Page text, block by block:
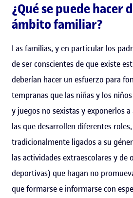
¿Qué se puede hacer
ámbito familiar?
Las familias, y en particular los
de ser conscientes de que existe
deberían hacer un esfuerzo para
tempranas que las niñas y los
y juegos no sexistas y exponerlos
las que desarrollen diferentes
tradicionalmente ligados a su
las actividades extraescolares y de
deportivas) que hagan no
que formarse e informarse con